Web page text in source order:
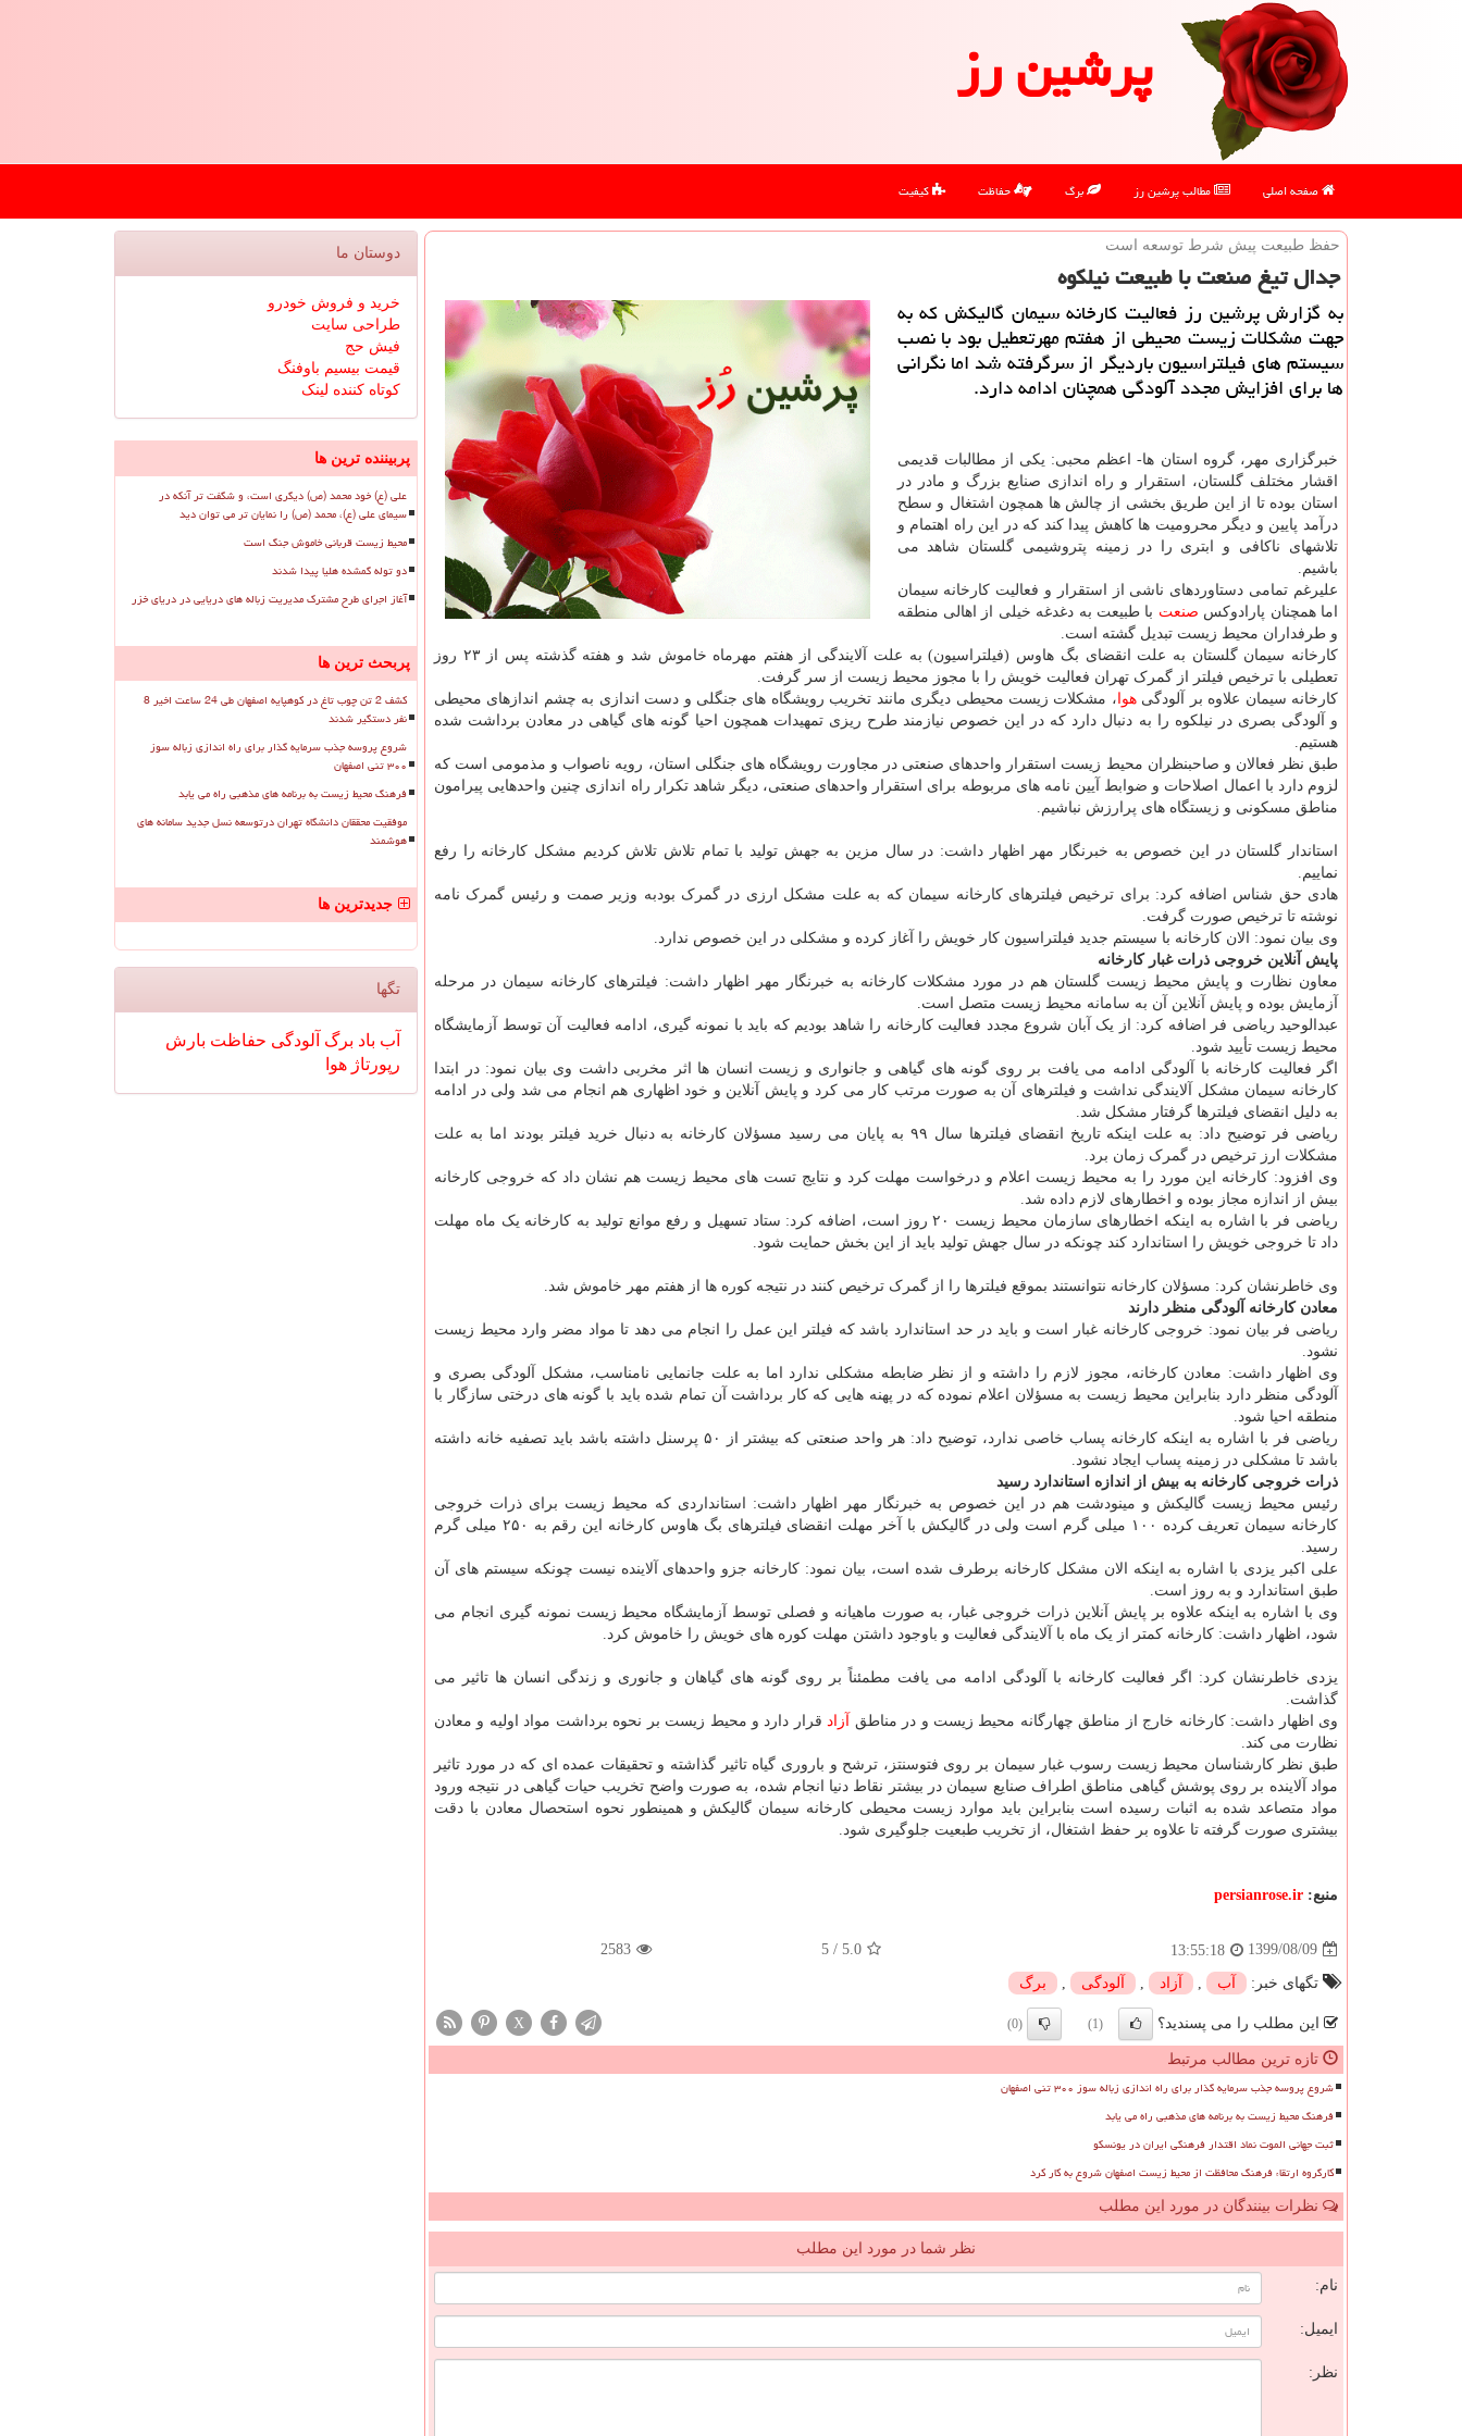
پرشین رز
صفحه اصلی مطالب پرشین رز برگ حفاظت کیفیت
حفظ طبیعت پیش شرط توسعه است
جدال تیغ صنعت با طبیعت نیلكوه
به گزارش پرشین رز فعالیت كارخانه سیمان گالیكش كه به
جهت مشكلات زیست محیطی از هفتم مهرتعطیل بود با نصب
سیستم های فیلتراسیون باردیگر از سرگرفته شد اما نگرانی
ها برای افزایش مجدد آلودگی همچنان ادامه دارد.
خبرگزاری مهر، گروه استان ها- اعظم محبی: یکی از مطالبات قدیمی
اقشار مختلف گلستان، استقرار و راه اندازی صنایع بزرگ و مادر در
استان بوده تا از این طریق بخشی از چالش ها همچون اشتغال و سطح
درآمد پایین و دیگر محرومیت ها کاهش پیدا کند که در این راه اهتمام و
تلاشهای ناکافی و ابتری را در زمینه پتروشیمی گلستان شاهد می
باشیم.
علیرغم تمامی دستاوردهای ناشی از استقرار و فعالیت کارخانه سیمان
اما همچنان پارادوکس صنعت با طبیعت به دغدغه خیلی از اهالی منطقه
و طرفداران محیط زیست تبدیل گشته است.
کارخانه سیمان گلستان به علت انقضای بگ هاوس (فیلتراسیون) به علت آلایندگی از هفتم مهرماه خاموش شد و هفته گذشته پس از ۲۳ روز
تعطیلی با ترخیص فیلتر از گمرک تهران فعالیت خویش را با مجوز محیط زیست از سر گرفت.
کارخانه سیمان علاوه بر آلودگیهوا ، مشکلات زیست محیطی دیگری مانند تخریب رویشگاه های جنگلی و دست اندازی به چشم اندازهای محیطی
و آلودگی بصری در نیلکوه را به دنبال دارد که در این خصوص نیازمند طرح ریزی تمهیدات همچون احیا گونه های گیاهی در معادن برداشت شده
هستیم.
طبق نظر فعالان و صاحبنظران محیط زیست استقرار واحدهای صنعتی در مجاورت رویشگاه های جنگلی استان، رویه ناصواب و مذمومی است که
لزوم دارد با اعمال اصلاحات و ضوابط آیین نامه های مربوطه برای استقرار واحدهای صنعتی، دیگر شاهد تکرار راه اندازی چنین واحدهایی پیرامون
مناطق مسکونی و زیستگاه های پرارزش نباشیم.
استاندار گلستان در این خصوص به خبرنگار مهر اظهار داشت: در سال مزین به جهش تولید با تمام تلاش تلاش کردیم مشکل کارخانه را رفع
نماییم.
هادی حق شناس اضافه کرد: برای ترخیص فیلترهای کارخانه سیمان که به علت مشکل ارزی در گمرک بودبه وزیر صمت و رئیس گمرک نامه
نوشته تا ترخیص صورت گرفت.
وی بیان نمود: الان کارخانه با سیستم جدید فیلتراسیون کار خویش را آغاز کرده و مشکلی در این خصوص ندارد.
پایش آنلاین خروجی ذرات غبار کارخانه
معاون نظارت و پایش محیط زیست گلستان هم در مورد مشکلات کارخانه به خبرنگار مهر اظهار داشت: فیلترهای کارخانه سیمان در مرحله
آزمایش بوده و پایش آنلاین آن به سامانه محیط زیست متصل است.
عبدالوحید ریاضی فر اضافه کرد: از یک آبان شروع مجدد فعالیت کارخانه را شاهد بودیم که باید با نمونه گیری، ادامه فعالیت آن توسط آزمایشگاه
محیط زیست تأیید شود.
اگر فعالیت کارخانه با آلودگی ادامه می یافت بر روی گونه های گیاهی و جانواری و زیست انسان ها اثر مخربی داشت وی بیان نمود: در ابتدا
کارخانه سیمان مشکل آلایندگی نداشت و فیلترهای آن به صورت مرتب کار می کرد و پایش آنلاین و خود اظهاری هم انجام می شد ولی در ادامه
به دلیل انقضای فیلترها گرفتار مشکل شد.
ریاضی فر توضیح داد: به علت اینکه تاریخ انقضای فیلترها سال ۹۹ به پایان می رسید مسؤلان کارخانه به دنبال خرید فیلتر بودند اما به علت
مشکلات ارز ترخیص در گمرک زمان برد.
وی افزود: کارخانه این مورد را به محیط زیست اعلام و درخواست مهلت کرد و نتایج تست های محیط زیست هم نشان داد که خروجی کارخانه
بیش از اندازه مجاز بوده و اخطارهای لازم داده شد.
ریاضی فر با اشاره به اینکه اخطارهای سازمان محیط زیست ۲۰ روز است، اضافه کرد: ستاد تسهیل و رفع موانع تولید به کارخانه یک ماه مهلت
داد تا خروجی خویش را استاندارد کند چونکه در سال جهش تولید باید از این بخش حمایت شود.
وی خاطرنشان کرد: مسؤلان کارخانه نتوانستند بموقع فیلترها را از گمرک ترخیص کنند در نتیجه کوره ها از هفتم مهر خاموش شد.
معادن کارخانه آلودگی منظر دارند
ریاضی فر بیان نمود: خروجی کارخانه غبار است و باید در حد استاندارد باشد که فیلتر این عمل را انجام می دهد تا مواد مضر وارد محیط زیست
نشود.
وی اظهار داشت: معادن کارخانه، مجوز لازم را داشته و از نظر ضابطه مشکلی ندارد اما به علت جانمایی نامناسب، مشکل آلودگی بصری و
آلودگی منظر دارد بنابراین محیط زیست به مسؤلان اعلام نموده که در پهنه هایی که کار برداشت آن تمام شده باید با گونه های درختی سازگار با
منطقه احیا شود.
ریاضی فر با اشاره به اینکه کارخانه پساب خاصی ندارد، توضیح داد: هر واحد صنعتی که بیشتر از ۵۰ پرسنل داشته باشد باید تصفیه خانه داشته
باشد تا مشکلی در زمینه پساب ایجاد نشود.
ذرات خروجی کارخانه به بیش از اندازه استاندارد رسید
رئیس محیط زیست گالیکش و مینودشت هم در این خصوص به خبرنگار مهر اظهار داشت: استانداردی که محیط زیست برای ذرات خروجی
کارخانه سیمان تعریف کرده ۱۰۰ میلی گرم است ولی در گالیکش با آخر مهلت انقضای فیلترهای بگ هاوس کارخانه این رقم به ۲۵۰ میلی گرم
رسید.
علی اکبر یزدی با اشاره به اینکه الان مشکل کارخانه برطرف شده است، بیان نمود: کارخانه جزو واحدهای آلاینده نیست چونکه سیستم های آن
طبق استاندارد و به روز است.
وی با اشاره به اینکه علاوه بر پایش آنلاین ذرات خروجی غبار، به صورت ماهیانه و فصلی توسط آزمایشگاه محیط زیست نمونه گیری انجام می
شود، اظهار داشت: کارخانه کمتر از یک ماه با آلایندگی فعالیت و باوجود داشتن مهلت کوره های خویش را خاموش کرد.
یزدی خاطرنشان کرد: اگر فعالیت کارخانه با آلودگی ادامه می یافت مطمئناً بر روی گونه های گیاهان و جانوری و زندگی انسان ها تاثیر می
گذاشت.
وی اظهار داشت: کارخانه خارج از مناطق چهارگانه محیط زیست و در مناطق
آزادقرار دارد و محیط زیست بر نحوه برداشت مواد اولیه و معادن
نظارت می کند.
طبق نظر کارشناسان محیط زیست رسوب غبار سیمان بر روی فتوسنتز، ترشح و باروری گیاه تاثیر گذاشته و تحقیقات عمده ای که در مورد تاثیر
مواد آلاینده بر روی پوشش گیاهی مناطق اطراف صنایع سیمان در بیشتر نقاط دنیا انجام شده، به صورت واضح تخریب حیات گیاهی در نتیجه ورود
مواد متصاعد شده به اثبات رسیده است بنابراین باید موارد زیست محیطی کارخانه سیمان گالیکش و همینطور نحوه استحصال معادن با دقت
بیشتری صورت گرفته تا علاوه بر حفظ اشتغال، از تخریب طبعیت جلوگیری شود.
منبع: persianrose.ir
1399/08/09
13:55:18
5.0
/
5
2583
تگهای خبر: آب آزاد آلودگی برگ
این مطلب را می پسندید؟ (1)
(0)
X
تازه ترین مطالب مرتبط
شروع پروسه جذب سرمایه گذار برای راه اندازی زباله سوز ۳۰۰ تنی اصفهان
فرهنگ محیط زیست به برنامه های مذهبی راه می یابد
ثبت جهانی الموت نماد اقتدار فرهنگی ایران در یونسکو
کارگروه ارتقاء فرهنگ محافظت از محیط زیست اصفهان شروع به کار کرد
نظرات بینندگان در مورد این مطلب
نظر شما در مورد این مطلب
نام:
ایمیل:
نظر:
دوستان ما
خرید و فروش خودرو
طراحی سایت
فیش حج
قیمت بیسیم باوفنگ
کوتاه کننده لینک
پربیننده ترین ها
علی (ع) خود محمد (ص) دیگری است، و شگفت تر آنکه در
سیمای علی (ع)، محمد (ص) را نمایان تر می توان دید
محیط زیست قربانی خاموش جنگ است
دو توله گمشده هلیا پیدا شدند
آغاز اجرای طرح مشترک مدیریت زباله های دریایی در دریای خزر
پربحث ترین ها
کشف 2 تن چوب تاغ در کوهپایه اصفهان طی 24 ساعت اخیر 8
نفر دستگیر شدند
شروع پروسه جذب سرمایه گذار برای راه اندازی زباله سوز
۳۰۰ تنی اصفهان
فرهنگ محیط زیست به برنامه های مذهبی راه می یابد
موفقیت محققان دانشگاه تهران درتوسعه نسل جدید سامانه های
هوشمند
جدیدترین ها
تگها
آب باد برگ آلودگی حفاظت بارش
رپورتاژ هوا